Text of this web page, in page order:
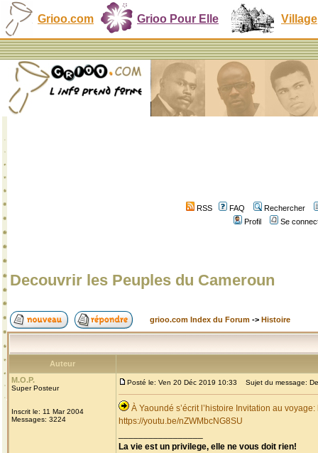
Grioo.com Grioo Pour Elle Village
RSS FAQ
Rechercher
Profil
Se
Decouvrir les Peuples du Cameroun
grioo.com Index du Forum -> Histoire
Auteur
M.O.P.
Super Posteur
Inscrit le: 11 Mar 2004
Messages: 3224
Posté le: Ven 20 Déc 2019 10:33 Sujet du message:
À Yaoundé s’écrit l’histoire Invitation au
https://youtu.be/nZWMbcNG8SU
La vie est un privilege, elle ne vous doit rien!